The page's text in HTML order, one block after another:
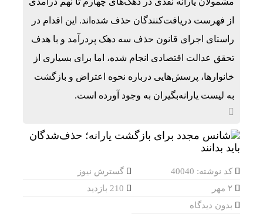
از فهرست دریافت‌کنندگان حذف شده‌اند. این اقدام در
راستای اجرای قانون حذف سه دهک پردرآمد و با هدف
تحقق عدالت اقتصادی انجام شده، اما برای بسیاری از
خانوارها، پرسش‌هایی درباره نحوه اعتراض و بازگشت
به لیست یارانه‌بگیران به وجود آورده است.
کد نوشته: 40040
گسترش نیوز
بدون دیدگاه